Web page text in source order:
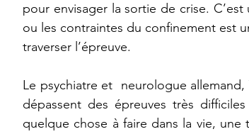
pour envisager la sortie de crise.
ou les contraintes du confinement est
traverser l’épreuve.
Le psychiatre et  neurologue
dépassent des épreuves très
quelque chose à faire dans la vie,